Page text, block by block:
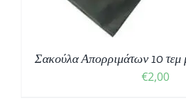
Σακούλα Απορριμάτων 10 τεμ
€2,00